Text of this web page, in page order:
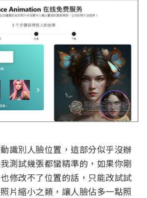
識別人臉位置，這部分似乎沒辦
測試幾張都蠻精準的，如果你剛
修改不了位置的話，只能改試試
片縮小之類，讓人臉佔多一點照